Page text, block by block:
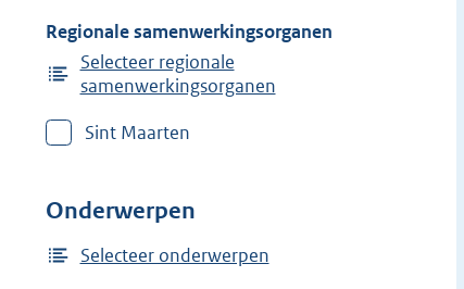
Regionale samenwerkingsorganen
Selecteer regionale
samenwerkingsorganen
Sint Maarten
Onderwerpen
Selecteer onderwerpen